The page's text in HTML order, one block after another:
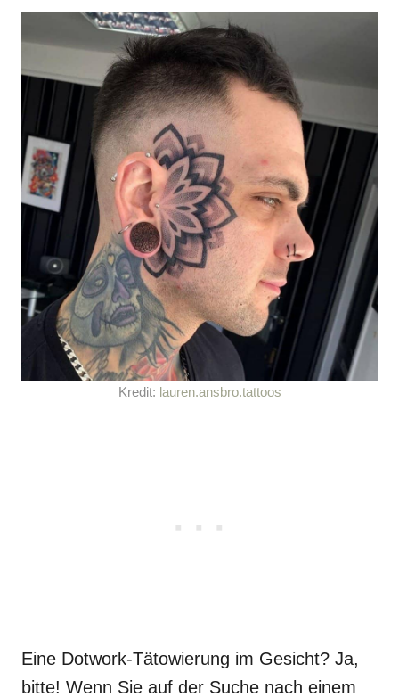
Kredit: lauren.ansbro.tattoos
Eine Dotwork-Tätowierung im Gesicht? Ja,
bitte! Wenn Sie auf der Suche nach einem